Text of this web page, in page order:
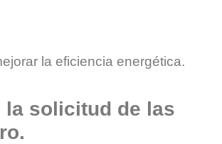
la eficiencia energética.
la solicitud de las